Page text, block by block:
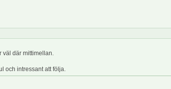
väl där mittimellan.
och intressant att följa.